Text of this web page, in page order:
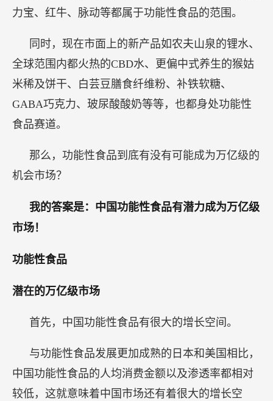
力宝、红牛、脉动等都属于功能性食品的范围。
同时，现在市面上的新产品如农夫山泉的锂水、
全球范围内都火热的CBD水、更偏中式养生的猴姑
米稀及饼干、白芸豆膳食纤维粉、补铁软糖、
GABA巧克力、玻尿酸酸奶等等，也都身处功能性
食品赛道。
那么，功能性食品到底有没有可能成为万亿级的
机会市场？
我的答案是：中国功能性食品有潜力成为万亿级
市场！
功能性食品
潜在的万亿级市场
首先，中国功能性食品有很大的增长空间。
与功能性食品发展更加成熟的日本和美国相比，
中国功能性食品的人均消费金额以及渗透率都相对
较低，这就意味着中国市场还有着很大的增长空